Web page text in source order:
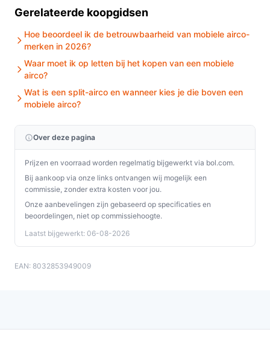
aan waarmee de unit ruimtes kan koelen; belangrijk
kamer.
Geschikt voor ruimte tot 30 m²:
Richtwaarde voor
welke kamergrootte deze unit bedoeld is; bij
slechtere isolatie of hoge zonnetoetreding kan dit
afwijken.
vaste wandunit, niet als verrijdbare airco.
Veelgestelde vragen
Is dit geschikt voor thuisgebruik / intensief gebruik /
dagelijks gebruik?
Ja voor thuisgebruik en dagelijks gebruik als je een
vaste wandoplossing zoekt voor een ruimte tot circa 30
m² en als de energieklasse A en het gegeven vermogen
bij jouw gebruikssituatie passen. Voor intensief
Gerelateerde koopgidsen
Hoe beoordeel ik de betrouwbaarheid van mobiele airco-
merken in 2026?
Waar moet ik op letten bij het kopen van een mobiele
airco?
Wat is een split-airco en wanneer kies je die boven een
mobiele airco?
Over deze pagina
Prijzen en voorraad worden regelmatig bijgewerkt via bol.com.
Bij aankoop via onze links ontvangen wij mogelijk een
commissie, zonder extra kosten voor jou.
Onze aanbevelingen zijn gebaseerd op specificaties en
beoordelingen, niet op commissiehoogte.
Laatst bijgewerkt: 06-08-2026
EAN: 8032853949009